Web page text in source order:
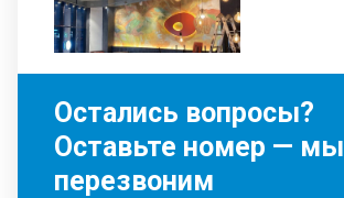
Остались вопросы?
Оставьте номер — мы
перезвоним